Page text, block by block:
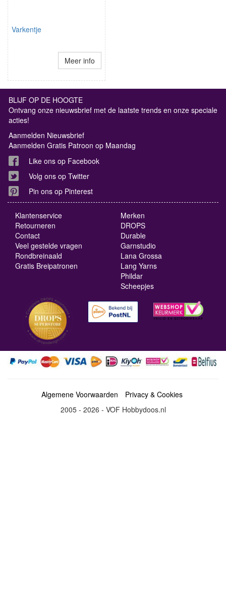
Varkentje
Meer info
BLIJF OP DE HOOGTE
Ontvang onze nieuwsbrief met de laatste trends en onze speciale
acties!
Aanmelden Nieuwsbrief
Aanmelden Gratis Patroon op Maandag
Like ons op Facebook
Volg ons op Twitter
Pin ons op Pinterest
Klantenservice
Retourneren
Contact
Veel gestelde vragen
Rondbreinaald
Gratis Breipatronen
Merken
DROPS
Durable
Garnstudio
Lana Grossa
Lang Yarns
Phildar
Scheepjes
Algemene Voorwaarden
Privacy & Cookies
2005 - 2026 - VOF Hobbydoos.nl